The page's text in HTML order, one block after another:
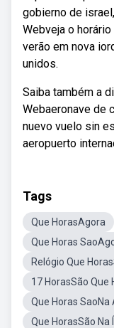
gobierno de
Webveja o
verão em nova
unidos.
Saiba também a
Webaeronave de
nuevo vuelo sin
aeropuerto
Tags
Que HorasAgora
Que Horas
Relógio Que
17 HorasSão Que
Que Horas SaoNa
Que HorasSão Na